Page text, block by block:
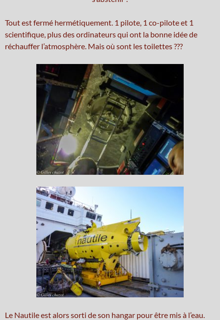
Tout est fermé hermétiquement. 1 pilote, 1 co-pilote et 1
scientifique, plus des ordinateurs qui ont la bonne idée de
réchauffer l’atmosphère. Mais où sont les toilettes ???
Le Nautile est alors sorti de son hangar pour être mis à l’eau.